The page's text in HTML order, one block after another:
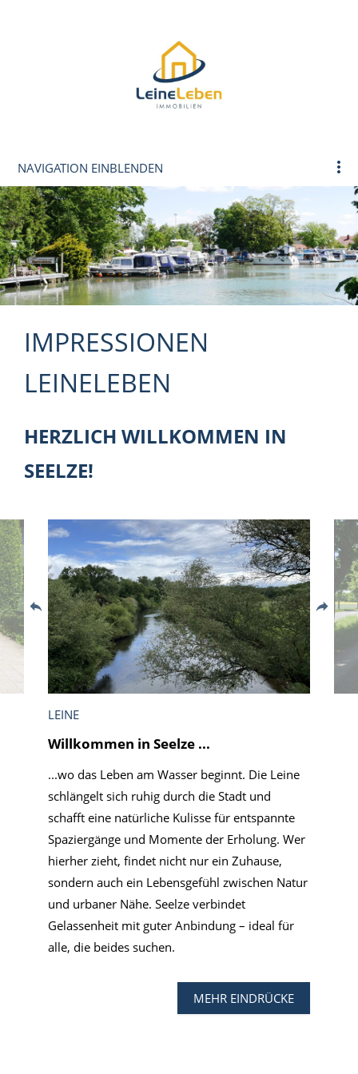
NAVIGATION EINBLENDEN
IMPRESSIONEN
LEINELEBEN
HERZLICH WILLKOMMEN IN
SEELZE!
LEINE
Willkommen in Seelze ...
...wo das Leben am Wasser beginnt. Die Leine
schlängelt sich ruhig durch die Stadt und
schafft eine natürliche Kulisse für entspannte
Spaziergänge und Momente der Erholung. Wer
hierher zieht, findet nicht nur ein Zuhause,
sondern auch ein Lebensgefühl zwischen Natur
und urbaner Nähe. Seelze verbindet
Gelassenheit mit guter Anbindung – ideal für
alle, die beides suchen.
MEHR EINDRÜCKE